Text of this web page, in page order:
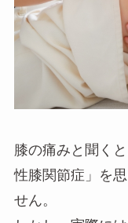
膝の痛みと聞く
性膝関節症」を
せん。